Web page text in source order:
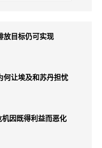
放目标仍可实现
何让埃及和苏丹担忧
因既得利益而恶化